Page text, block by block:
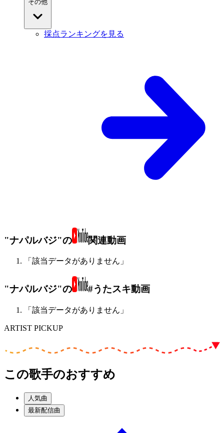
その他
採点ランキングを見る
"ナパルバジ"の 関連動画
「該当データがありません」
"ナパルバジ"の #うたスキ動画
「該当データがありません」
ARTIST PICKUP
この歌手のおすすめ
人気曲
最新配信曲